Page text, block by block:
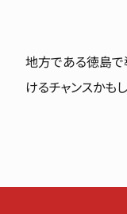
地方である徳島
けるチャンスかも